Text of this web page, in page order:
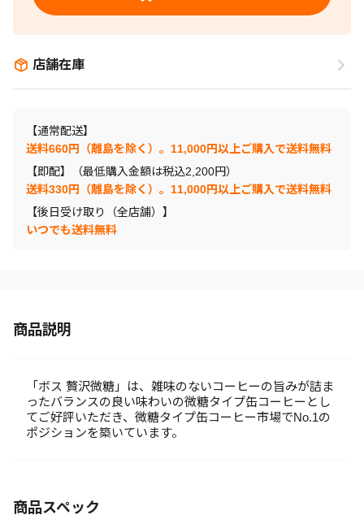
店舗在庫
【通常配送】
送料660円（離島を除く）。11,000円以上ご購入で送料無料
【即配】（最低購入金額は税込2,200円）
送料330円（離島を除く）。11,000円以上ご購入で送料無料
【後日受け取り（全店舗）】
いつでも送料無料
商品説明
「ボス 贅沢微糖」は、雑味のないコーヒーの旨みが詰ま
ったバランスの良い味わいの微糖タイプ缶コーヒーとし
てご好評いただき、微糖タイプ缶コーヒー市場でNo.1の
ポジションを築いています。
商品スペック